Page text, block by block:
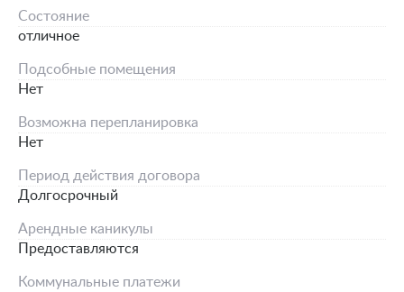
Состояние
отличное
Подсобные помещения
Нет
Возможна перепланировка
Нет
Период действия договора
Долгосрочный
Арендные каникулы
Предоставляются
Коммунальные платежи